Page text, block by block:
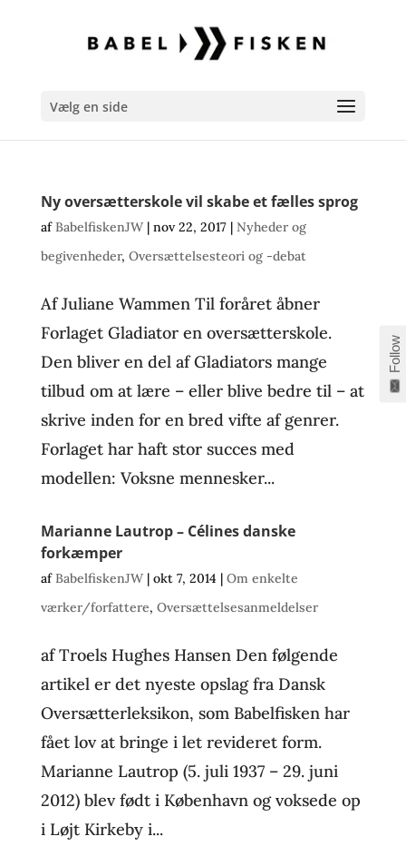
Vælg en side
Ny oversætterskole vil skabe et fælles sprog
afBabelfiskenJW| nov 22, 2017| Nyheder og
begivenheder, Oversættelsesteori og -debat
Af Juliane Wammen Til foråret åbner
Forlaget Gladiator en oversætterskole.
Den bliver en del af Gladiators mange
tilbud om at lære – eller blive bedre til – at
skrive inden for en bred vifte af genrer.
Forlaget har haft stor succes med
modellen: Voksne mennesker...
Marianne Lautrop – Célines danske
forkæmper
afBabelfiskenJW| okt 7, 2014 | Om enkelte
værker/forfattere, Oversættelsesanmeldelser
af Troels Hughes Hansen Den følgende
artikel er det nyeste opslag fra Dansk
Oversætterleksikon, som Babelfisken har
fået lov at bringe i let revideret form.
Marianne Lautrop (5. juli 1937 – 29. juni
2012) blev født i København og voksede op
i Løjt Kirkeby i...
Follow